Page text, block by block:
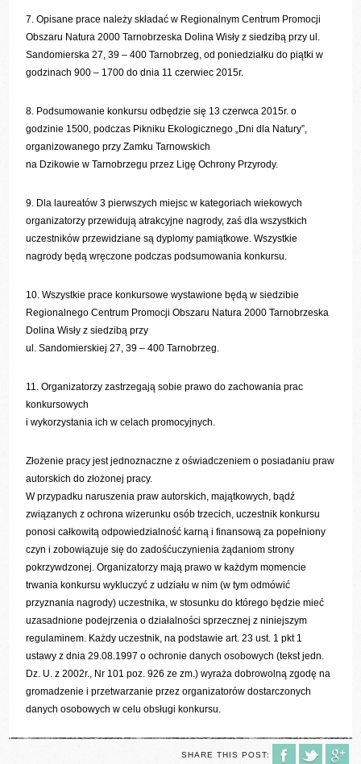
7. Opisane prace należy składać w Regionalnym Centrum Promocji
Obszaru Natura 2000 Tarnobrzeska Dolina Wisły z siedzibą przy ul.
Sandomierska 27, 39 – 400 Tarnobrzeg, od poniedziałku do piątki w
godzinach 900 – 1700 do dnia 11 czerwiec 2015r.
8. Podsumowanie konkursu odbędzie się 13 czerwca 2015r. o
godzinie 1500, podczas Pikniku Ekologicznego „Dni dla Natury”,
organizowanego przy Zamku Tarnowskich
na Dzikowie w Tarnobrzegu przez Ligę Ochrony Przyrody.
9. Dla laureatów 3 pierwszych miejsc w kategoriach wiekowych
organizatorzy przewidują atrakcyjne nagrody, zaś dla wszystkich
uczestników przewidziane są dyplomy pamiątkowe. Wszystkie
nagrody będą wręczone podczas podsumowania konkursu.
10. Wszystkie prace konkursowe wystawione będą w siedzibie
Regionalnego Centrum Promocji Obszaru Natura 2000 Tarnobrzeska
Dolina Wisły z siedzibą przy
ul. Sandomierskiej 27, 39 – 400 Tarnobrzeg.
11. Organizatorzy zastrzegają sobie prawo do zachowania prac
konkursowych
i wykorzystania ich w celach promocyjnych.
Złożenie pracy jest jednoznaczne z oświadczeniem o posiadaniu praw
autorskich do złożonej pracy.
W przypadku naruszenia praw autorskich, majątkowych, bądź
związanych z ochrona wizerunku osób trzecich, uczestnik konkursu
ponosi całkowitą odpowiedzialność karną i finansową za popełniony
czyn i zobowiązuje się do zadośćuczynienia żądaniom strony
pokrzywdzonej. Organizatorzy mają prawo w każdym momencie
trwania konkursu wykluczyć z udziału w nim (w tym odmówić
przyznania nagrody) uczestnika, w stosunku do którego będzie mieć
uzasadnione podejrzenia o działalności sprzecznej z niniejszym
regulaminem. Każdy uczestnik, na podstawie art. 23 ust. 1 pkt 1
ustawy z dnia 29.08.1997 o ochronie danych osobowych (tekst jedn.
Dz. U. z 2002r., Nr 101 poz. 926 ze zm.) wyraża dobrowolną zgodę na
gromadzenie i przetwarzanie przez organizatorów dostarczonych
danych osobowych w celu obsługi konkursu.
SHARE THIS POST: